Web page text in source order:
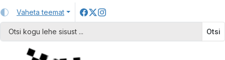
Vaheta teemat
Otsi